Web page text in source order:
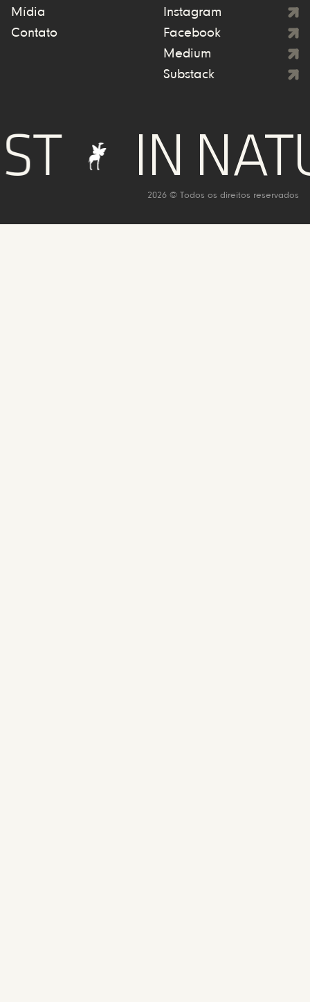
Mídia
Contato
Instagram
Facebook
Medium
Substack
IN
2026 © Todos os direitos reservados